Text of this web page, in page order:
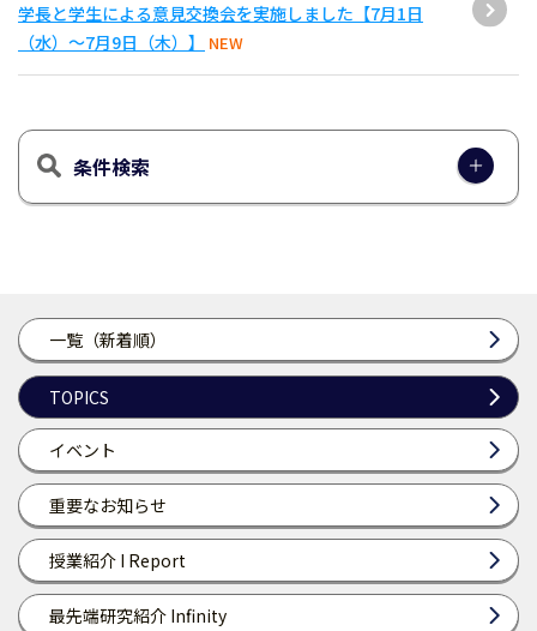
一覧（新着順）
TOPICS
イベント
重要なお知らせ
授業紹介 I Report
最先端研究紹介 Infinity
学長と学生による意見交換会を実施しました【7月1日
（水）～7月9日（木）】
NEW
条件検索